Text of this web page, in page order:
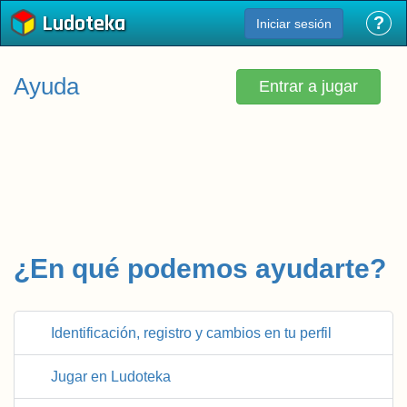
Ludoteka Iniciar sesión ?
Entrar a jugar
Ayuda
¿En qué podemos ayudarte?
Identificación, registro y cambios en tu perfil
registrarme?
Jugar en Ludoteka